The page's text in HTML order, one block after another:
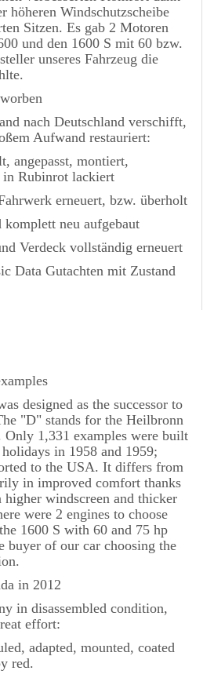
höheren Windschutzscheibe
Sitzen. Es gab 2 Motoren
und den 1600 S mit 60 bzw.
unseres Fahrzeug die
nach Deutschland verschifft,
Aufwand restauriert:
angepasst, montiert,
in Rubinrot lackiert
erneuert, bzw. überholt
neu aufgebaut
Verdeck vollständig erneuert
Data Gutachten mit Zustand
designed as the successor to
"D" stands for the Heilbronn
Only 1,331 examples were built
in 1958 and 1959;
to the USA. It differs from
in improved comfort thanks
windscreen and thicker
were 2 engines to choose
1600 S with 60 and 75 hp
buyer of our car choosing the
in 2012
in disassembled condition,
effort:
adapted, mounted, coated
red.